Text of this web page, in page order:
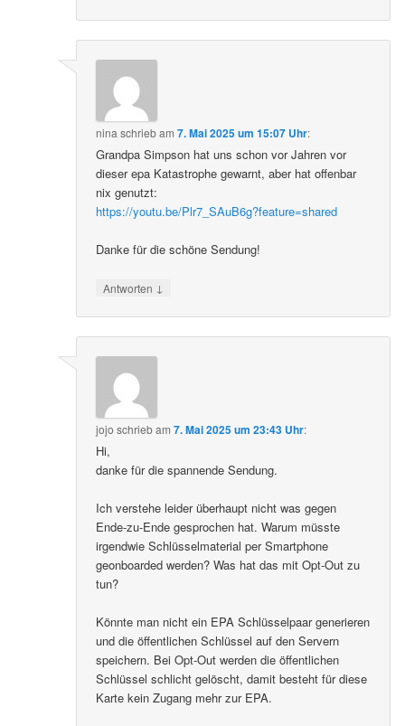
nina schriebam7. Mai 2025 um 15:07 Uhr:
Grandpa Simpson hat uns schon vor Jahren vor
dieser epa Katastrophe gewarnt, aber hat offenbar
nix genutzt:
https://youtu.be/Plr7_SAuB6g?feature=shared
Danke für die schöne Sendung!
Antworten ↓
jojo schriebam7. Mai 2025 um 23:43 Uhr:
Hi,
danke für die spannende Sendung.
Ich verstehe leider überhaupt nicht was gegen
Ende-zu-Ende gesprochen hat. Warum müsste
irgendwie Schlüsselmaterial per Smartphone
geonboarded werden? Was hat das mit Opt-Out zu
tun?
Könnte man nicht ein EPA Schlüsselpaar generieren
und die öffentlichen Schlüssel auf den Servern
speichern. Bei Opt-Out werden die öffentlichen
Schlüssel schlicht gelöscht, damit besteht für diese
Karte kein Zugang mehr zur EPA.